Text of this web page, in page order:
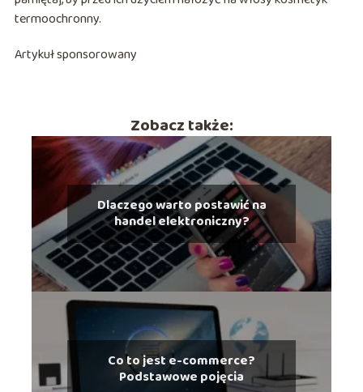
termoochronny.
Artykuł sponsorowany
Zobacz także:
Dlaczego warto postawić na
handel elektroniczny?
Co to jest e-commerce?
Podstawowe pojęcia